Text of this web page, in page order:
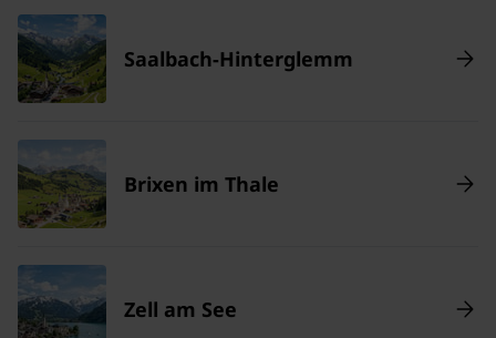
Saalbach-Hinterglemm
Brixen im Thale
Zell am See